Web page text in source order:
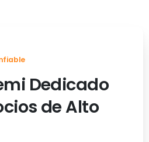
Dedicado
de Alto